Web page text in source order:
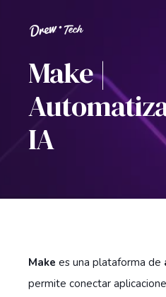
Make |
IA
Make es una plataforma de
permite conectar